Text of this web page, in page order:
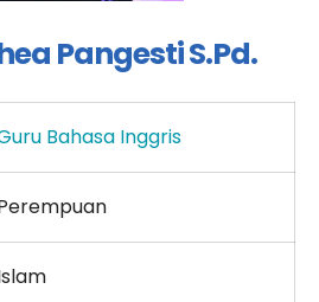
Pangesti S.Pd.
Bahasa Inggris